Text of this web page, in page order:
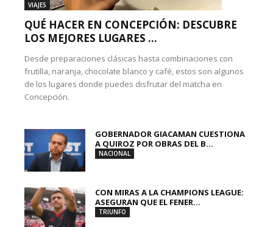
VIAJES
QUÉ HACER EN CONCEPCIÓN: DESCUBRE
LOS MEJORES LUGARES ...
Desde preparaciones clásicas hasta combinaciones con
frutilla, naranja, chocolate blanco y café, estos son algunos
de los lugares donde puedes disfrutar del matcha en
Concepción.
GOBERNADOR GIACAMAN CUESTIONA
A QUIROZ POR OBRAS DEL B...
NACIONAL
CON MIRAS A LA CHAMPIONS LEAGUE:
ASEGURAN QUE EL FENER...
TRIUNFO